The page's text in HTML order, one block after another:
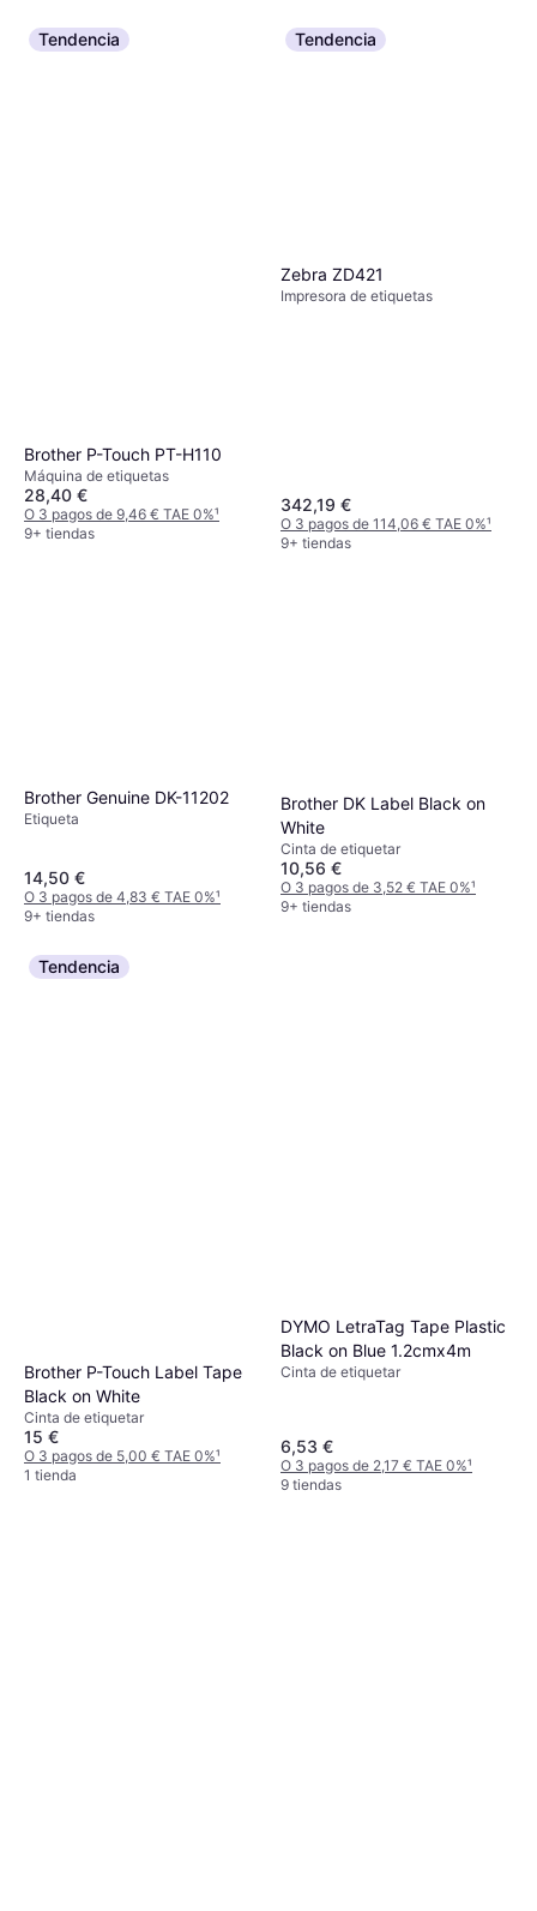
Tendencia
Brother P-Touch PT-H110
Máquina de etiquetas
28,40 €
O 3 pagos de 9,46 € TAE 0%¹
9+ tiendas
Tendencia
Zebra ZD421
Impresora de etiquetas
342,19 €
O 3 pagos de 114,06 € TAE 0%¹
9+ tiendas
Brother Genuine DK-11202
Etiqueta
14,50 €
O 3 pagos de 4,83 € TAE 0%¹
9+ tiendas
Brother DK Label Black on
White
Cinta de etiquetar
10,56 €
O 3 pagos de 3,52 € TAE 0%¹
9+ tiendas
Tendencia
Brother P-Touch Label Tape
Black on White
Cinta de etiquetar
15 €
O 3 pagos de 5,00 € TAE 0%¹
1 tienda
DYMO LetraTag Tape Plastic
Black on Blue 1.2cmx4m
Cinta de etiquetar
6,53 €
O 3 pagos de 2,17 € TAE 0%¹
9 tiendas